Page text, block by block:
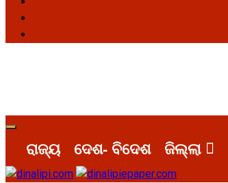
Primary
Menuରାଜ୍ୟ ଦେଶ- ବିଦେଶ ଜିଲ୍ଲା